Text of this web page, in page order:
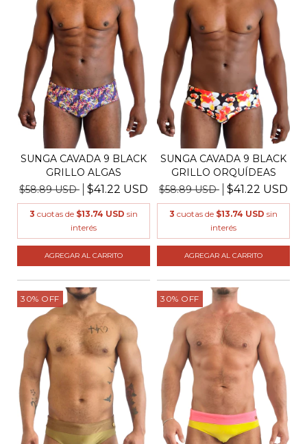
SUNGA CAVADA 9 BLACK
GRILLO ALGAS
$58.89 USD
$41.22 USD
3 cuotas de $13.74 USD sin
interés
AGREGAR AL CARRITO
SUNGA CAVADA 9 BLACK
GRILLO ORQUÍDEAS
$58.89 USD
$41.22 USD
3 cuotas de $13.74 USD sin
interés
AGREGAR AL CARRITO
30% OFF 30% OFF